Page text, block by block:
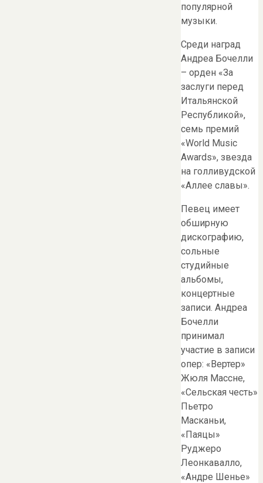
популярной
музыки.
Среди наград
Андреа Бочелли
– орден «За
заслуги перед
Итальянской
Республикой»,
семь премий
«World Music
Awards», звезда
на голливудской
«Аллее славы».
Певец имеет
обширную
дискографию,
сольные
студийные
альбомы,
концертные
записи. Андреа
Бочелли
принимал
участие в записи
опер: «Вертер»
Жюля Массне,
«Сельская честь»
Пьетро
Масканьи,
«Паяцы»
Руджеро
Леонкавалло,
«Андре Шенье»